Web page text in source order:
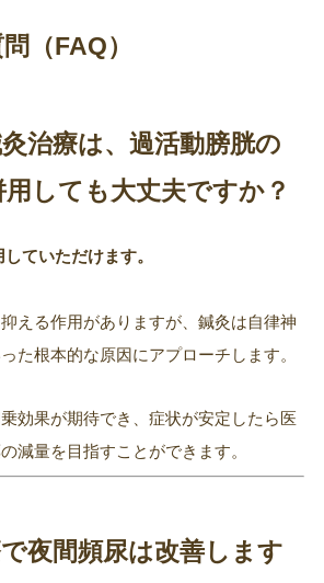
（FAQ）
治療は、過活動膀胱の
しても大丈夫ですか？
ていただけます。
える作用がありますが、鍼灸は自律神
た根本的な原因にアプローチします。
効果が期待でき、症状が安定したら医
減量を目指すことができます。
夜間頻尿は改善します